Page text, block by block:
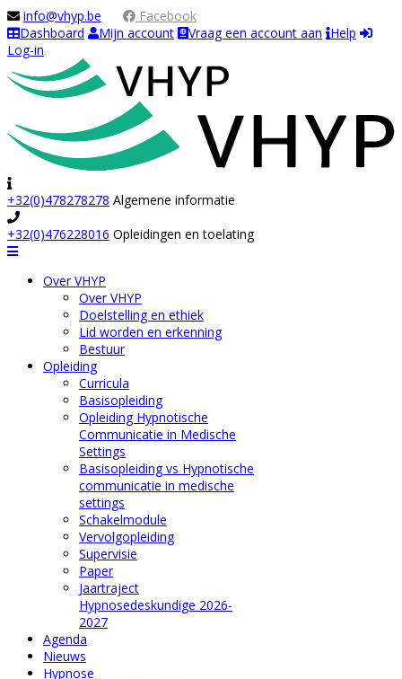
Facebook
Dashboard
Mijn account Vraag een account aan Help
Log-in
+32(0)478278278 Algemene informatie
+32(0)476228016 Opleidingen en toelating
Navigation
Over VHYP
Over VHYP
Doelstelling en ethiek
Lid worden en erkenning
Bestuur
Opleiding
Curricula
Basisopleiding
Opleiding Hypnotische
Communicatie in Medische
Settings
Basisopleiding vs Hypnotische
communicatie in medische
settings
Schakelmodule
Vervolgopleiding
Supervisie
Paper
Jaartraject
Hypnosedeskundige 2026-
2027
Agenda
Nieuws
Hypnose